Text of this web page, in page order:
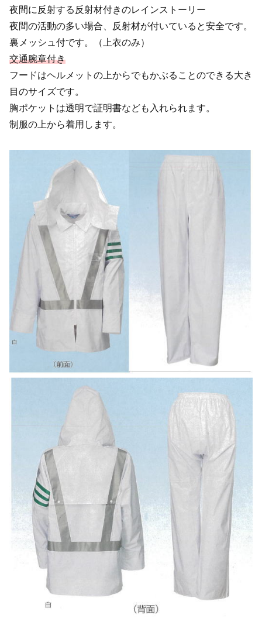
夜間に反射する反射材付きのレインストーリー
夜間の活動の多い場合、反射材が付いていると安全です。
裏メッシュ付です。（上衣のみ）
交通腕章付き
フードはヘルメットの上からでもかぶることのできる大き
目のサイズです。
胸ポケットは透明で証明書なども入れられます。
制服の上から着用します。